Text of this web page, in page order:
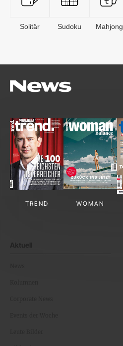
Solitär Sudoku Mahjong
TREND WOMAN